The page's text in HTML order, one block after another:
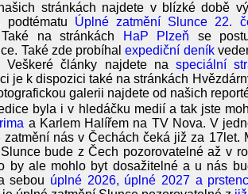
stránkách najdete v blízké době
podtématu Úplné zatmění Slunce 22.
na stránkách
HaP Plzeň se
Také zde probíhalexpediční deník
Veškeré články najdete na speciální
je k dispozici také na stránkách
galerii najdete od našich
byla i v hledáčku medií a tak jste
a Karlem Halířem na TV Nova. V
zatmění nás v Čechách čeká již za 17let.
bude z Čech pozorovatelné až v
by ale mohlo byt dosažitelné a u nás
sebou úplné 2026, úplné 2027 a